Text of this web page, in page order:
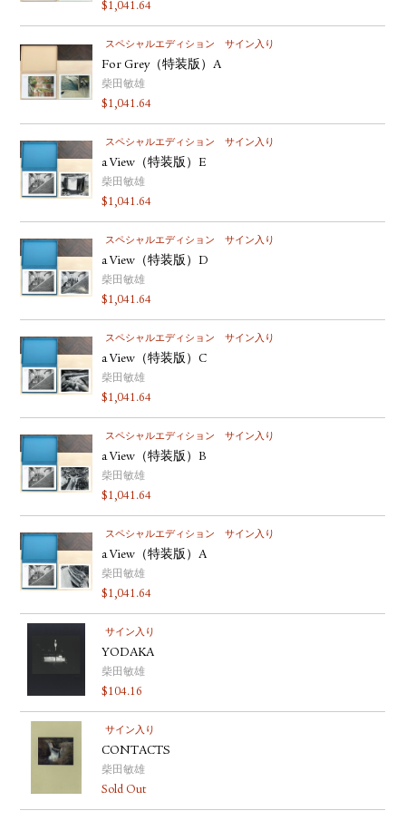
$1,041.64
スペシャルエディション サイン入り
For Grey（特装版）A
柴田敏雄
$1,041.64
スペシャルエディション サイン入り
a View（特装版）E
柴田敏雄
$1,041.64
スペシャルエディション サイン入り
a View（特装版）D
柴田敏雄
$1,041.64
スペシャルエディション サイン入り
a View（特装版）C
柴田敏雄
$1,041.64
スペシャルエディション サイン入り
a View（特装版）B
柴田敏雄
$1,041.64
スペシャルエディション サイン入り
a View（特装版）A
柴田敏雄
$1,041.64
サイン入り
YODAKA
柴田敏雄
$104.16
サイン入り
CONTACTS
柴田敏雄
Sold Out